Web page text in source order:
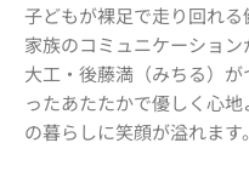
子どもが裸足で走り回れる
家族のコミュニケーション
大工・後藤満（みちる）
ったあたたかで優しく心
の暮らしに笑顔が溢れます。